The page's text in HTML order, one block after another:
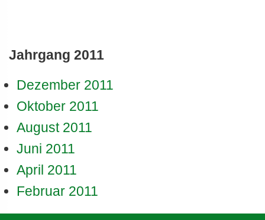
Jahrgang 2011
Dezember 2011
Oktober 2011
August 2011
Juni 2011
April 2011
Februar 2011